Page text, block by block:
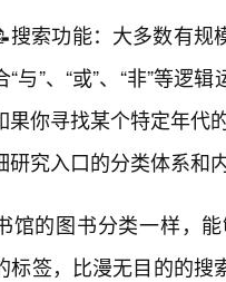
搜索功能：大多数有规
与”、“或”、“非”等逻
果你寻找某个特定年代
研究入口的分类体系和
馆的图书分类一样，
标签，比漫无目的的